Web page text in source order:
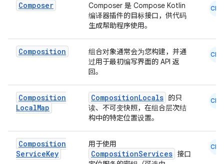
Composer
Composer 是 Compose Kotlin
编译器插件的目标接口，供代码
生成帮助程序使用。
CMN
Composition
组合对象通常会为您构建，并通
过用于最初编写界面的 API 返
回。
CMN
Composition
LocalMap
CompositionLocals 的只
读、不可变快照，在组合层次结
构中的特定位置设置。
CMN
Composition
ServiceKey
用于使用
CompositionServices 接口
CMN